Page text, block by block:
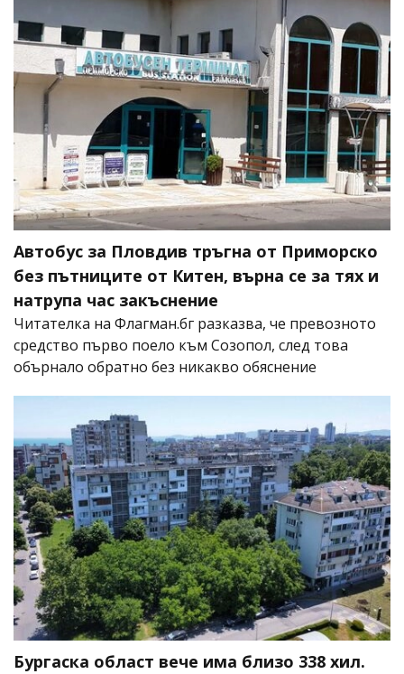
Автобус за Пловдив тръгна от Приморско
без пътниците от Китен, върна се за тях и
натрупа час закъснение
Читателка на Флагман.бг разказва, че превозното
средство първо поело към Созопол, след това
обърнало обратно без никакво обяснение
Бургаска област вече има близо 338 хил.